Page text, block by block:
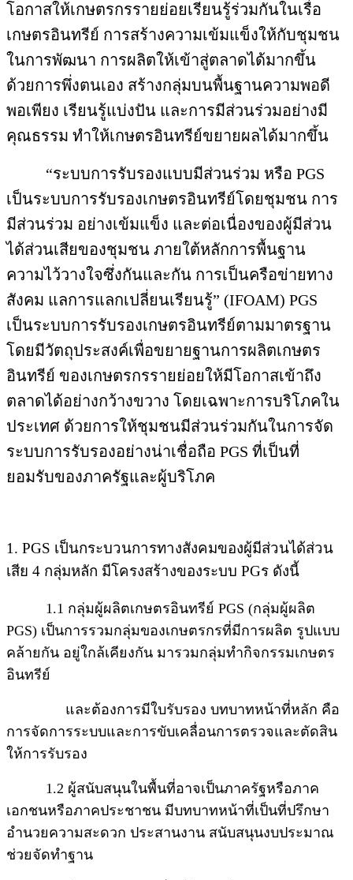
โอกาสให้เกษตรกรรายย่อยเรียนรู้ร่วมกันในเรื่อ
เกษตรอินทรีย์ การสร้างความเข้มแข็งให้กับชุมชน
ในการพัฒนา การผลิตให้เข้าสู่ตลาดได้มากขึ้น
ด้วยการพึ่งตนเอง สร้างกลุ่มบนพื้นฐานความพอดี
พอเพียง เรียนรู้แบ่งปัน และการมีส่วนร่วมอย่างมี
คุณธรรม ทำให้เกษตรอินทรีย์ขยายผลได้มากขึ้น
“ระบบการรับรองแบบมีส่วนร่วม หรือ PGS
เป็นระบบการรับรองเกษตรอินทรีย์โดยชุมชน การ
มีส่วนร่วม อย่างเข้มแข็ง และต่อเนื่องของผู้มีส่วน
ได้ส่วนเสียของชุมชน ภายใต้หลักการพื้นฐาน
ความไว้วางใจซึ่งกันและกัน การเป็นครือข่ายทาง
สังคม แลการแลกเปลี่ยนเรียนรู้” (IFOAM) PGS
เป็นระบบการรับรองเกษตรอินทรีย์ตามมาตรฐาน
โดยมีวัตถุประสงค์เพื่อขยายฐานการผลิตเกษตร
อินทรีย์ ของเกษตรกรรายย่อยให้มีโอกาสเข้าถึง
ตลาดได้อย่างกว้างขวาง โดยเฉพาะการบริโภคใน
ประเทศ ด้วยการให้ชุมชนมีส่วนร่วมกันในการจัด
ระบบการรับรองอย่างน่าเชื่อถือ PGS ที่เป็นที่
ยอมรับของภาครัฐและผู้บริโภค
1. PGS เป็นกระบวนการทางสังคมของผู้มีส่วนได้ส่วน
เสีย 4 กลุ่มหลัก มีโครงสร้างของระบบ PGร ดังนี้
1.1 กลุ่มผู้ผลิตเกษตรอินทรีย์ PGS (กลุ่มผู้ผลิต
PGS) เป็นการรวมกลุ่มของเกษตรกรที่มีการผลิต รูปแบบ
คล้ายกัน อยู่ใกล้เคียงกัน มารวมกลุ่มทำกิจกรรมเกษตร
อินทรีย์
และต้องการมีใบรับรอง บทบาทหน้าที่หลัก คือ
การจัดการระบบและการขับเคลื่อนการตรวจและตัดสิน
ให้การรับรอง
1.2 ผู้สนับสนุนในพื้นที่อาจเป็นภาครัฐหรือภาค
เอกชนหรือภาคประชาชน มีบทบาทหน้าที่เป็นที่ปรึกษา
อำนวยความสะดวก ประสานงาน สนับสนุนงบประมาณ
ช่วยจัดทำฐาน